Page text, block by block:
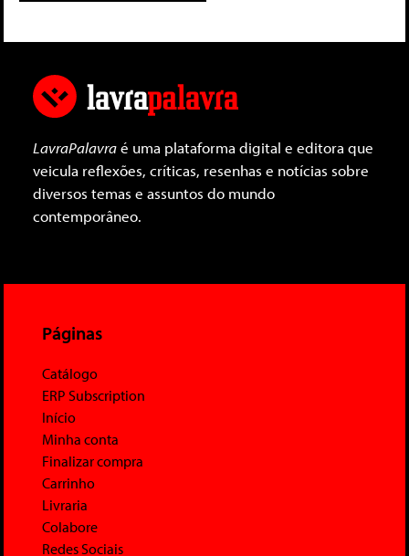
LavraPalavraé uma plataforma digital e editora que
veicula reflexões, críticas, resenhas e notícias sobre
diversos temas e assuntos do mundo
contemporâneo.
Páginas
Catálogo
ERP Subscription
Início
Minha conta
Finalizar compra
Carrinho
Livraria
Colabore
Redes Sociais